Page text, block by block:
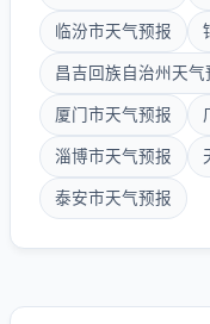
临汾市天气预报
昌吉回族自治州天气
厦门市天气预报
淄博市天气预报
泰安市天气预报